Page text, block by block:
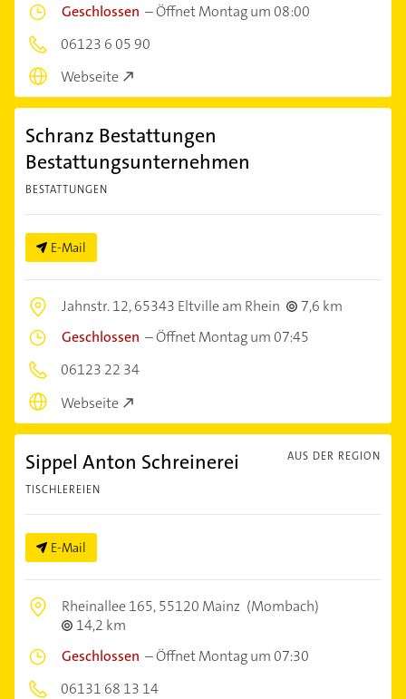
Geschlossen –Öffnet Montag um 08:00
06123 6 05 90
Webseite
Schranz Bestattungen
Bestattungsunternehmen
BESTATTUNGEN
E-Mail
Jahnstr. 12,65343 Eltville am Rhein
7,6 km
Geschlossen –Öffnet Montag um 07:45
06123 22 34
Webseite
AUS DER REGION
Sippel Anton Schreinerei
TISCHLEREIEN
E-Mail
Rheinallee 165,55120 Mainz (Mombach)
14,2 km
Geschlossen –Öffnet Montag um 07:30
06131 68 13 14